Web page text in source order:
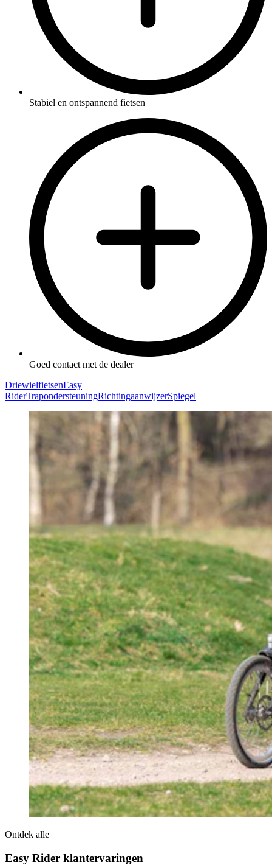
Stabiel en ontspannend fietsen
Goed contact met de dealer
DriewielfietsenEasy
RiderTrapondersteuningRichtingaanwijzerSpiegel
Ontdek alle
Easy Rider klantervaringen